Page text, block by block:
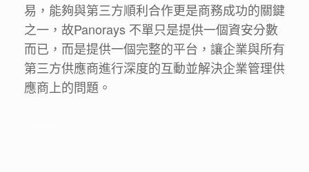
易，能夠與第三方順利合作更是商務成功的關鍵
之一，故Panorays 不單只是提供一個資安分數
而已，而是提供一個完整的平台，讓企業與所有
第三方供應商進行深度的互動並解決企業管理供
應商上的問題。